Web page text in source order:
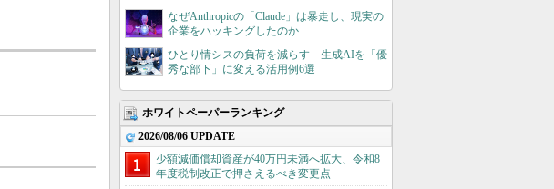
なぜAnthropicの「Claude」は暴走し、現実の
企業をハッキングしたのか
ひとり情シスの負荷を減らす 生成AIを「優
秀な部下」に変える活用例6選
ホワイトペーパーランキング
2026/08/06 UPDATE
少額減価償却資産が40万円未満へ拡大、令和8
年度税制改正で押さえるべき変更点